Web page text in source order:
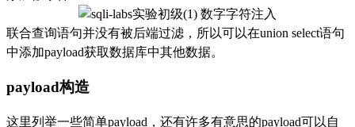
联合查询语句并没有被后端过滤，所以可以在union select语句
中添加payload获取数据库中其他数据。
payload构造
这里列举一些简单payload，还有许多有意思的payload可以自